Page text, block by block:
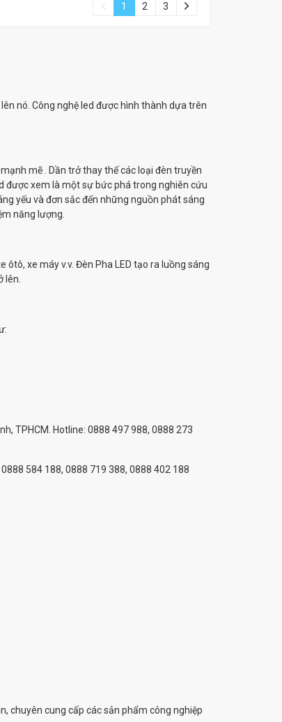
1 2 3
nó. Công nghệ led được hình thành dựa trên
mẽ . Dần trở thay thế các loại đèn truyền
được xem là một sự bức phá trong nghiên cứu
yếu và đơn sắc đến những nguồn phát sáng
năng lượng.
xe máy v.v. Đèn Pha LED tạo ra luồng sáng
lên.
TPHCM. Hotline: 0888 497 988, 0888 273
584 188, 0888 719 388, 0888 402 188
chuyên cung cấp các sản phẩm công nghiệp